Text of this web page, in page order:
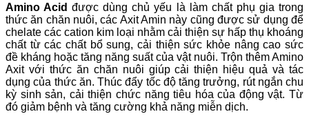
Amino Acid được dùng chủ yếu là làm chất phụ gia trong
thức ăn chăn nuôi, các Axit Amin này cũng được sử dụng để
chelate các cation kim loại nhằm cải thiện sự hấp thụ khoáng
chất từ các chất bổ sung, cải thiện sức khỏe nâng cao sức
đề kháng hoặc tăng năng suất của vật nuôi. Trộn thêm Amino
Axit với thức ăn chăn nuôi giúp cải thiện hiệu quả và tác
dụng của thức ăn. Thúc đẩy tốc độ tăng trưởng, rút ​​ngắn chu
kỳ sinh sản, cải thiện chức năng tiêu hóa của động vật. Từ
đó giảm bệnh và tăng cường khả năng miễn dịch.